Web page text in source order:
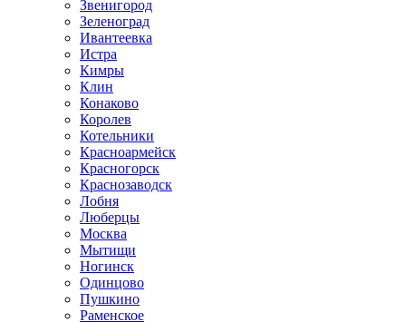
Звенигород
Зеленоград
Ивантеевка
Истра
Кимры
Клин
Конаково
Королев
Котельники
Красноармейск
Красногорск
Краснозаводск
Лобня
Люберцы
Москва
Мытищи
Ногинск
Одинцово
Пушкино
Раменское